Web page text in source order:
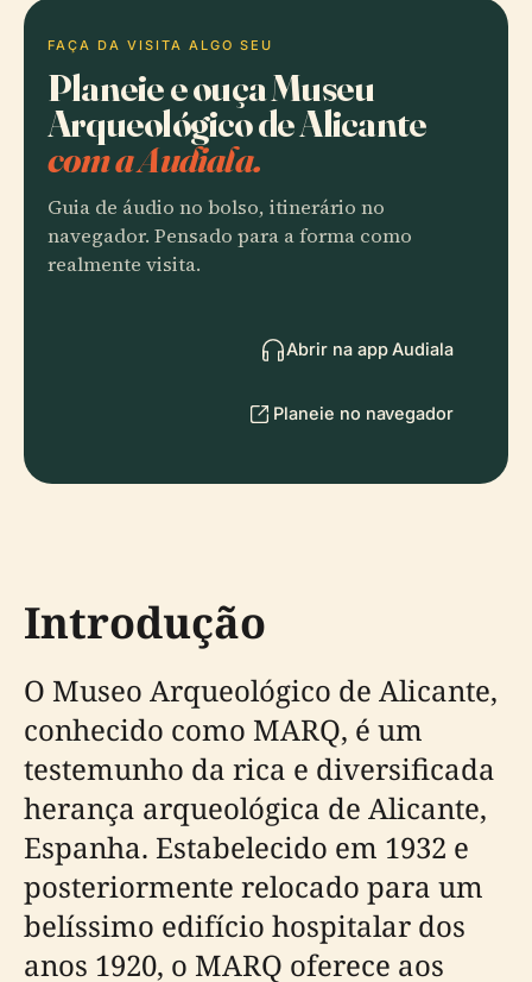
FAÇA DA VISITA ALGO SEU
Planeie e ouça Museu
Arqueológico de Alicante
com a Audiala.
Guia de áudio no bolso, itinerário no
navegador. Pensado para a forma como
realmente visita.
Abrir na app Audiala
Planeie no navegador
Introdução
O Museo Arqueológico de Alicante,
conhecido como MARQ, é um
testemunho da rica e diversificada
herança arqueológica de Alicante,
Espanha. Estabelecido em 1932 e
posteriormente relocado para um
belíssimo edifício hospitalar dos
anos 1920, o MARQ oferece aos